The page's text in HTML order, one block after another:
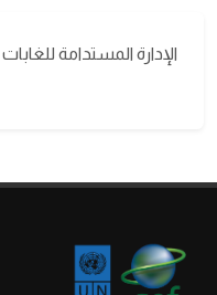
الإدارة المستدامة للغابات